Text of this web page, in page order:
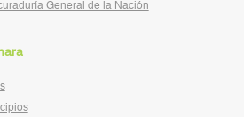
General de la Nación